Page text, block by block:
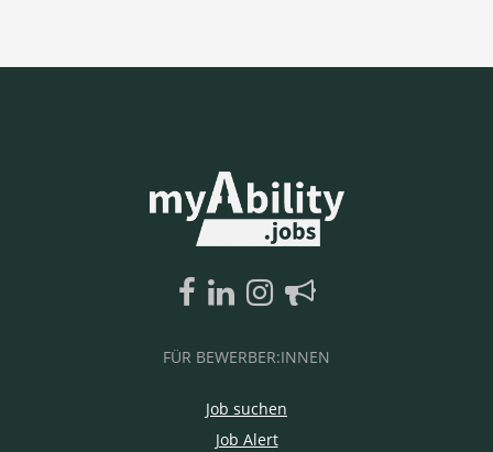
FÜR BEWERBER:INNEN
Job suchen
Job Alert